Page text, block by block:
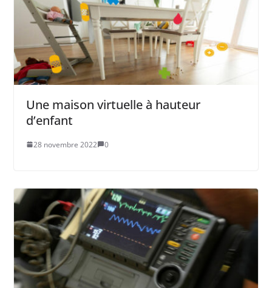
Une maison virtuelle à hauteur
d’enfant
28 novembre 2022 0